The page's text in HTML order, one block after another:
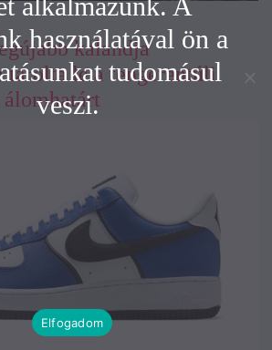
kalandja
le a tengerentúli
használatával ön a
tudomásul
veszi.
Elfogadom